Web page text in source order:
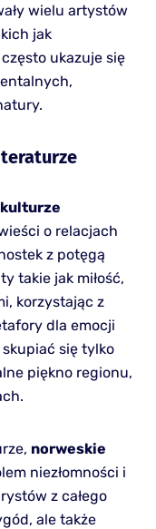
wielu artystów
jak
ukazuje się
o relacjach
z potęgą
takie jak miłość,
korzystając z
dla emocji
się tylko
piękno regionu,
norweskie
niezłomności i
z całego
ale także